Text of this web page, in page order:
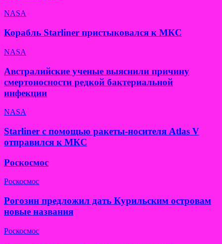
NASA
Корабль Starliner пристыковался к МКС
NASA
Австралийские ученые выяснили причину
смертоносности редкой бактериальной
инфекции
NASA
Starliner с помощью ракеты-носителя Atlas V
отправился к МКС
Роскосмос
Роскосмос
Рогозин предложил дать Курильским островам
новые названия
Роскосмос